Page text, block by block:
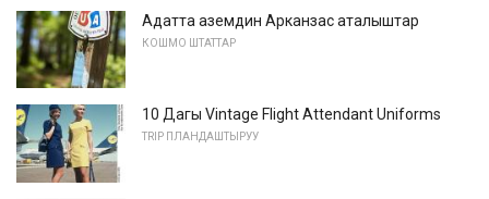
Адатта аземдин Арканзас аталыштар
КОШМО ШТАТТАР
10 Дагы Vintage Flight Attendant Uniforms
TRIP ПЛАНДАШТЫРУУ